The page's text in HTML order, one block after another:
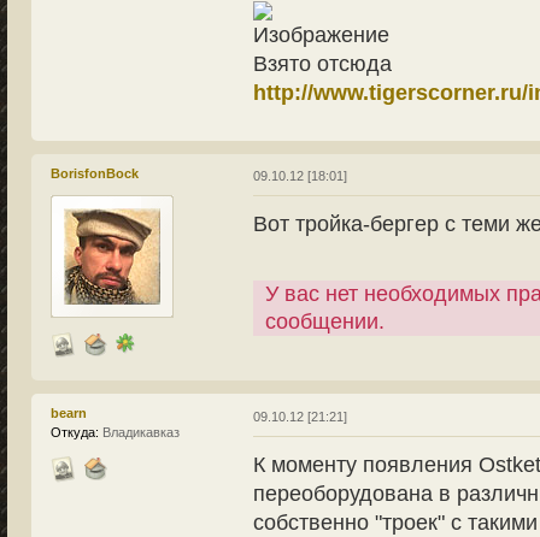
Взято отсюда
http://www.tigerscorner.ru/
BorisfonBock 09.10.12 [18:01]
Вот тройка-бергер с теми
У вас нет необходимых
сообщении.
bearn
Откуда: Владикавказ
09.10.12 [21:21]
К моменту появления
переоборудована в
собственно "троек" с